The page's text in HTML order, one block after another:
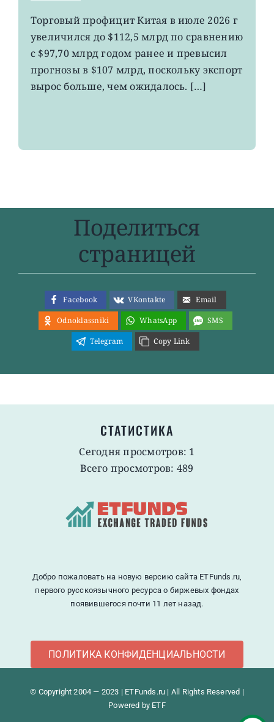
MCHI,
китайский
экспорт
почти
на
Торговый профицит Китая в июле 2026 г
увеличился до $112,5 млрд по сравнению
с $97,70 млрд годом ранее и превысил
прогнозы в $107 млрд, поскольку экспорт
вырос больше, чем ожидалось. […]
Поделиться
страницей
Facebook VKontakte
Email
Odnoklassniki
WhatsApp
SMS
Telegram
Copy Link
СТАТИСТИКА
Сегодня просмотров: 1
Всего просмотров: 489
Добро пожаловать на новую версию сайта ETFunds.ru,
первого русскоязычного ресурса о биржевых фондах
появившегося почти 11 лет назад.
ПОЛИТИКА КОНФИДЕНЦИАЛЬНОСТИ
© Copyright 2004 — 2023 | ETFunds.ru | All Rights Reserved |
Powered by ETF